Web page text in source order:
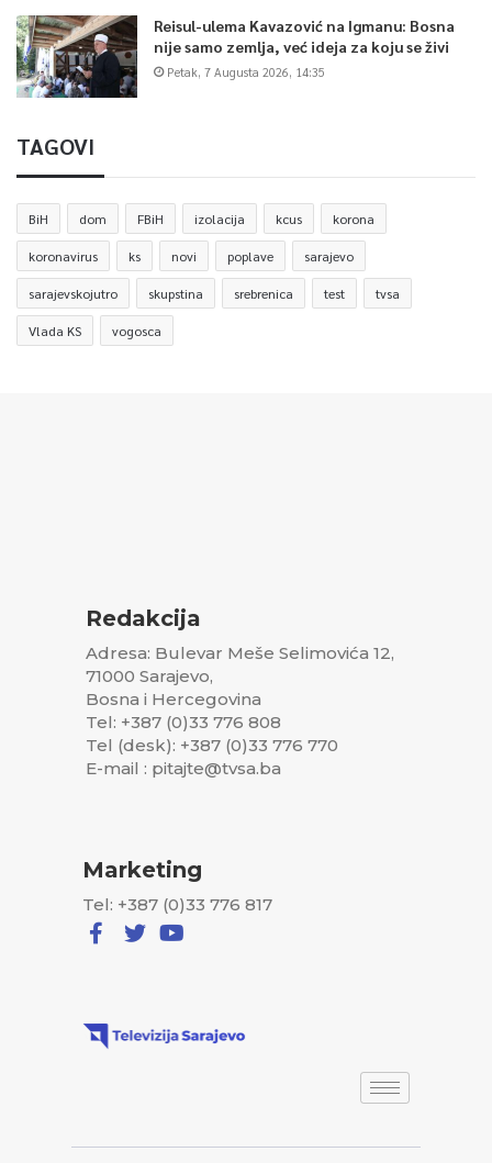
Reisul-ulema Kavazović na Igmanu: Bosna
nije samo zemlja, već ideja za koju se živi
Petak, 7 Augusta 2026, 14:35
TAGOVI
BiH dom FBiH izolacija kcus korona
koronavirus ks novi poplave sarajevo
sarajevskojutro skupstina srebrenica test tvsa
Vlada KS vogosca
Redakcija
Adresa: Bulevar Meše Selimovića 12,
71000 Sarajevo,
Bosna i Hercegovina
Tel: +387 (0)33 776 808
Tel (desk): +387 (0)33 776 770
E-mail : pitajte@tvsa.ba
Marketing
Tel: +387 (0)33 776 817